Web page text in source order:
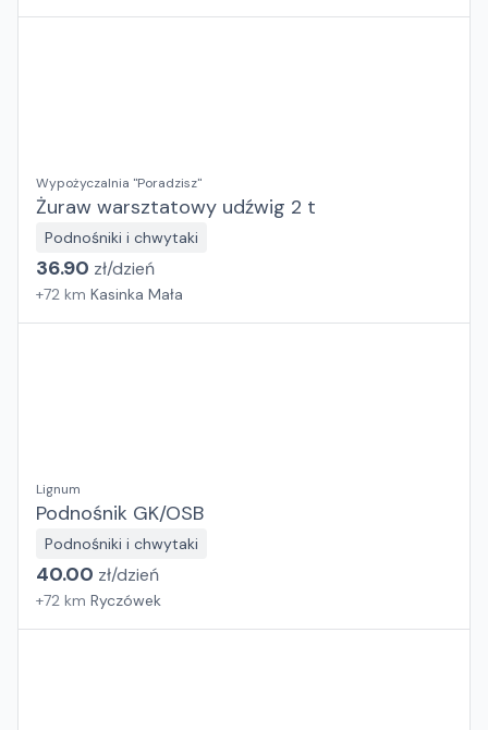
Wypożyczalnia "Poradzisz"
Żuraw warsztatowy udźwig 2 t
Podnośniki i chwytaki
36.90 zł/dzień
+72 km Kasinka Mała
Lignum
Podnośnik GK/OSB
Podnośniki i chwytaki
40.00 zł/dzień
+72 km Ryczówek